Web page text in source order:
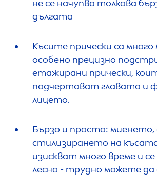
не се начупва толкова
дългата
Късите прически са много
особено прецизно
етажирани прически,
подчертават главата и
лицето.
Бързо и просто:
стилизирането на
изискват много време и
лесно - трудно можете да